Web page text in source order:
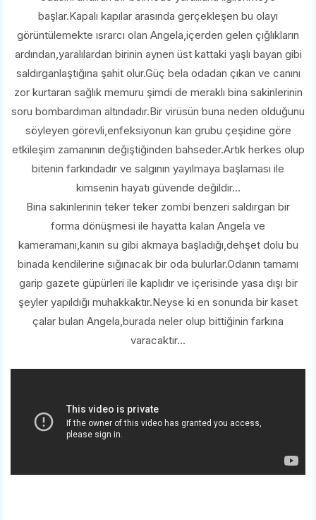
başlar.Kapalı kapılar arasında gerçekleşen bu olayı
görüntülemekte ısrarcı olan Angela,içerden gelen çığlıkların
ardından,yaralılardan birinin aynen üst kattaki yaşlı bayan gibi
saldırganlaştığına şahit olur.Güç bela odadan çıkan ve canını
zor kurtaran sağlık memuru şimdi de meraklı bina sakinlerinin
soru bombardıman altındadır.Bir virüsün buna neden olduğunu
söyleyen görevli,enfeksiyonun kan grubu çeşidine göre
etkileşim zamanının değiştiğinden bahseder.Artık herkes olup
bitenin farkındadır ve salgının yayılmaya başlaması ile
kimsenin hayatı güvende değildir...
Bina sakinlerinin teker teker zombi benzeri saldırgan bir
forma dönüşmesi ile hayatta kalan Angela ve
kameramanı,kanın su gibi akmaya başladığı,dehşet dolu bu
binada kendilerine sığınacak bir oda bulurlar.Odanın tamamı
garip gazete güpürleri ile kaplıdır ve içerisinde yasa dışı bir
şeyler yapıldığı muhakkaktır.Neyse ki en sonunda bir kaset
çalar bulan Angela,burada neler olup bittiğinin farkına
varacaktır...